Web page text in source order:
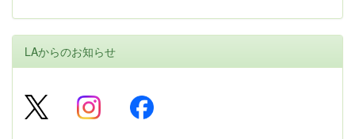
LAからのお知らせ